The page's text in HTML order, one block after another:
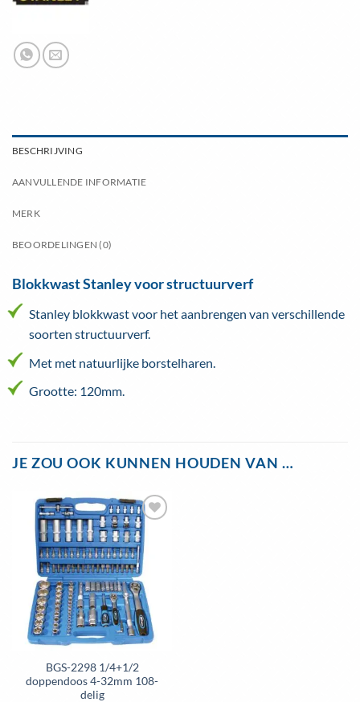
BESCHRIJVING
AANVULLENDE INFORMATIE
MERK
BEOORDELINGEN (0)
Blokkwast Stanley voor structuurverf
Stanley blokkwast voor het aanbrengen van verschillende
soorten structuurverf.
Met met natuurlijke borstelharen.
Grootte: 120mm.
JE ZOU OOK KUNNEN HOUDEN VAN …
Toevoegen
aan
wenslijst
BGS-2298 1/4+1/2
doppendoos 4-32mm 108-
delig